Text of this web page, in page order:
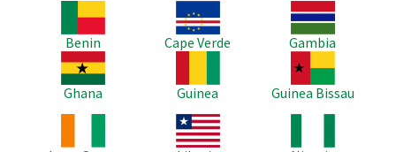
Benin
Imagem
Cape Verde
Imagem
Gambia
Imagem
Ghana
Guinea
Imagem
Guinea Bissau
Imagem